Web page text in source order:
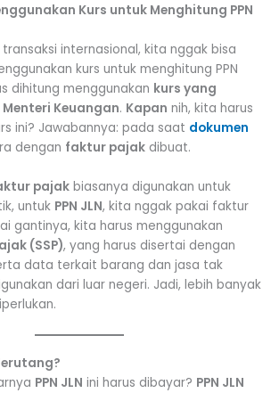
Kurs untuk Menghitung PPN
internasional, kita nggak bisa
kurs untuk menghitung PPN
dihitung menggunakan kurs yang
Keuangan. Kapan nih, kita harus
ini? Jawabannya: pada saat dokumen
dengan faktur pajak dibuat.
pajak biasanya digunakan untuk
untuk PPN JLN, kita nggak pakai faktur
gantinya, kita harus menggunakan
(SSP), yang harus disertai dengan
data terkait barang dan jasa tak
dari luar negeri. Jadi, lebih banyak
PPN JLN ini harus dibayar? PPN JLN